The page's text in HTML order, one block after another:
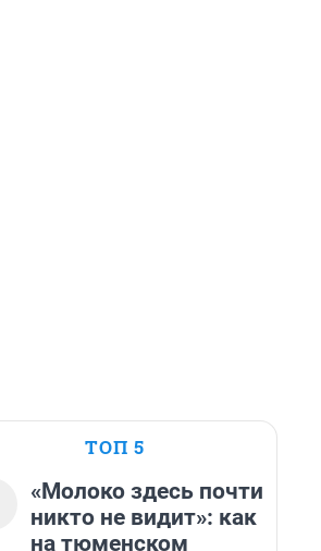
ТОП 5
«Молоко здесь почти
никто не видит»: как
на тюменском